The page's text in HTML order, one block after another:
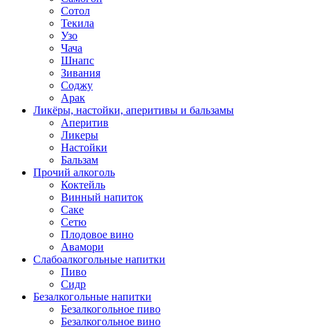
Сотол
Текила
Узо
Чача
Шнапс
Зивания
Соджу
Арак
Ликёры, настойки, аперитивы и бальзамы
Аперитив
Ликеры
Настойки
Бальзам
Прочий алкоголь
Коктейль
Винный напиток
Саке
Сетю
Плодовое вино
Авамори
Слабоалкогольные напитки
Пиво
Сидр
Безалкогольные напитки
Безалкогольное пиво
Безалкогольное вино